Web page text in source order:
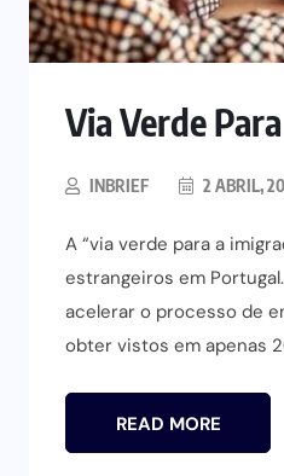
Via Verde
INBRIEF 2 ABRIL,
A “via verde para a
estrangeiros em
acelerar o processo de
obter vistos em apenas
READ MORE